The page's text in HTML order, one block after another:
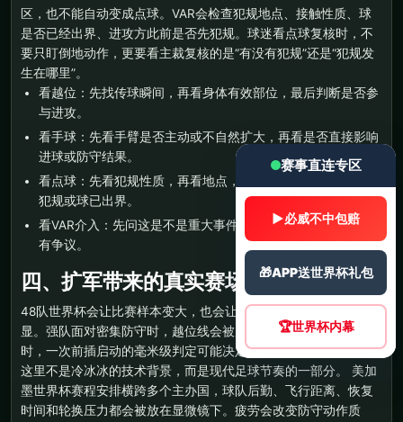
区，也不能自动变成点球。VAR会检查犯规地点、接触性质、球
是否已经出界、进攻方此前是否先犯规。球迷看点球复核时，不
要只盯倒地动作，更要看主裁复核的是“有没有犯规”还是“犯规发
生在哪里”。
看越位：先找传球瞬间，再看身体有效部位，最后判断是否参
与进攻。
看手球：先看手臂是否主动或不自然扩大，再看是否直接影响
进球或防守结果。
看点球：先看犯规性质，再看地点，最后看进攻方此前是否有
犯规或球已出界。
看VAR介入：先问这是不是重大事件，而不是问球迷是否觉得
有争议。
四、扩军带来的真实赛场痛点
48队世界杯会让比赛样本变大，也会让球队之间的风格差异更明
显。强队面对密集防守时，越位线会被反复拉扯；弱队依赖反击
时，一次前插启动的毫米级判定可能决定进球是否成立。VAR在
这里不是冷冰冰的技术背景，而是现代足球节奏的一部分。 美加
墨世界杯赛程安排横跨多个主办国，球队后勤、飞行距离、恢复
时间和轮换压力都会被放在显微镜下。疲劳会改变防守动作质
赛事直连专区
▶必威不中包赔
🎁APP送世界杯礼包
🏆世界杯内幕